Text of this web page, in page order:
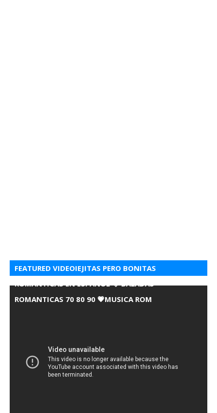
FEATURED VIDEOIEJITAS PERO BONITAS
ROMANTICAS EN ESPANOL 💘 BALADAS
ROMANTICAS 70 80 90 💗MUSICA ROM